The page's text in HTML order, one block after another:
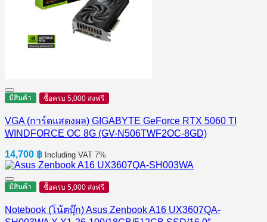
มีสินค้า ซื้อครบ 5,000 ส่งฟรี
VGA (การ์ดแสดงผล) GIGABYTE GeForce RTX 5060 TI
WINDFORCE OC 8G (GV-N506TWF2OC-8GD)
14,700 ฿ Including VAT 7%
มีสินค้า ซื้อครบ 5,000 ส่งฟรี
Notebook (โน้ตบุ๊ก) Asus Zenbook A16 UX3607QA-